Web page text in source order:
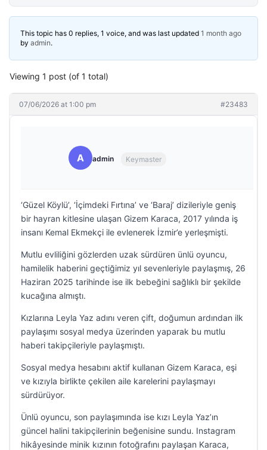
This topic has 0 replies, 1 voice, and was last updated 1 month ago
by admin.
Viewing 1 post (of 1 total)
07/06/2026 at 1:00 pm #23483
A admin Keymaster
‘Güzel Köylü’, ‘İçimdeki Fırtına’ ve ‘Baraj’ dizileriyle geniş
bir hayran kitlesine ulaşan Gizem Karaca, 2017 yılında iş
insanı Kemal Ekmekçi ile evlenerek İzmir’e yerleşmişti.
Mutlu evliliğini gözlerden uzak sürdüren ünlü oyuncu,
hamilelik haberini geçtiğimiz yıl sevenleriyle paylaşmış, 26
Haziran 2025 tarihinde ise ilk bebeğini sağlıklı bir şekilde
kucağına almıştı.
Kızlarına Leyla Yaz adını veren çift, doğumun ardından ilk
paylaşımı sosyal medya üzerinden yaparak bu mutlu
haberi takipçileriyle paylaşmıştı.
Sosyal medya hesabını aktif kullanan Gizem Karaca, eşi
ve kızıyla birlikte çekilen aile karelerini paylaşmayı
sürdürüyor.
Ünlü oyuncu, son paylaşımında ise kızı Leyla Yaz’ın
güncel halini takipçilerinin beğenisine sundu. Instagram
hikâyesinde minik kızının fotoğrafını paylaşan Karaca,